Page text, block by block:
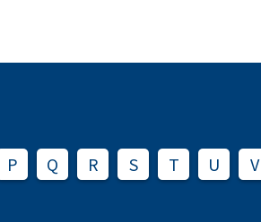
P Q R S T U V